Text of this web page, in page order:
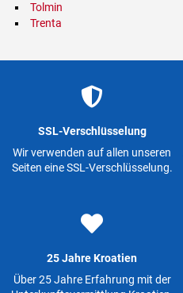
Tolmin
Trenta
SSL-Verschlüsselung
Wir verwenden auf allen unseren
Seiten eine SSL-Verschlüsselung.
25 Jahre Kroatien
Über 25 Jahre Erfahrung mit der